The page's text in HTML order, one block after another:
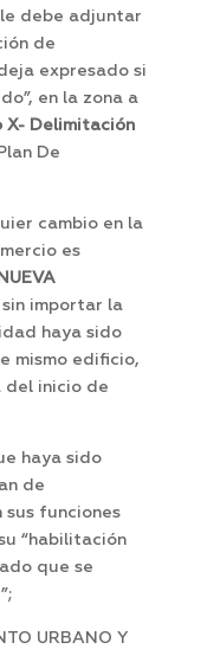
debe adjuntar
de
expresado si
en la zona a
X- Delimitación
De
cambio en la
es
NUEVA
importar la
haya sido
mismo edificio,
del inicio de
haya sido
de
sus funciones
“habilitación
que se
URBANO Y